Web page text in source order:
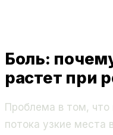
Боль:
растет при
Проблема в том, что
потока узкие места